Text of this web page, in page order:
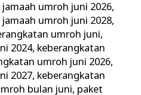
jamaah umroh juni 2026,
jamaah umroh juni 2028,
umroh juni,
2024, keberangkatan
umroh juni 2026,
2027, keberangkatan
bulan juni, paket